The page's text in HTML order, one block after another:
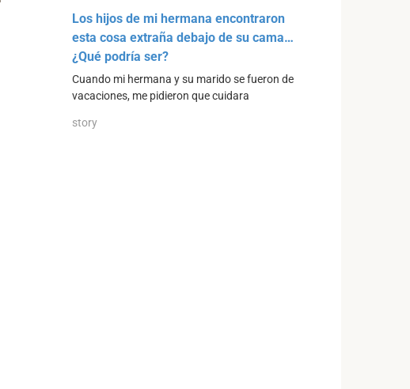
Los hijos de mi hermana encontraron
esta cosa extraña debajo de su cama…
¿Qué podría ser?
Cuando mi hermana y su marido se fueron de
vacaciones, me pidieron que cuidara
story